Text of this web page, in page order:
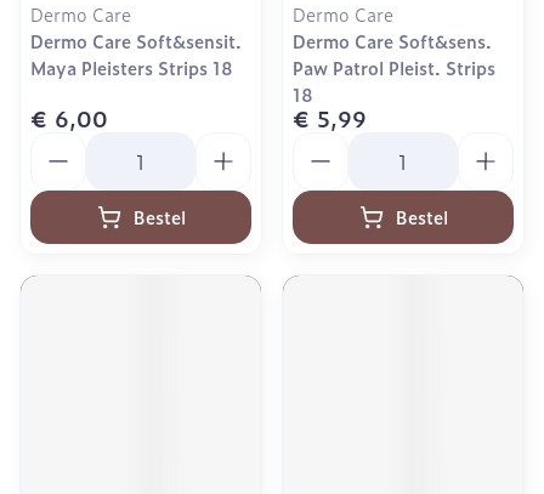
Dermo Care
Dermo Care Soft&sensit.
Maya Pleisters Strips 18
€ 6,00
Bestel
Dermo Care
Dermo Care Soft&sens.
Paw Patrol Pleist. Strips
18
€ 5,99
Bestel